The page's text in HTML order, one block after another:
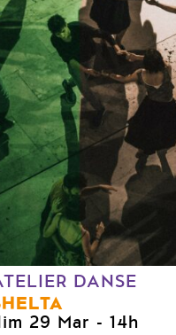
DANSE
29 Mar - 14h